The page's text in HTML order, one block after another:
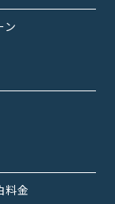
ン
料金